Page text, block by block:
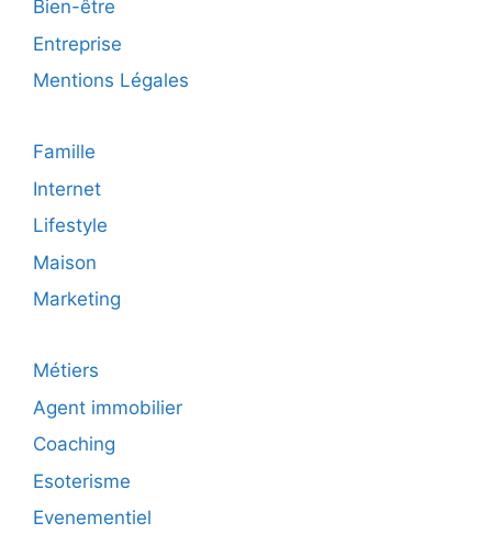
Bien-être
Entreprise
Mentions Légales
Famille
Internet
Lifestyle
Maison
Marketing
Métiers
Agent immobilier
Coaching
Esoterisme
Evenementiel